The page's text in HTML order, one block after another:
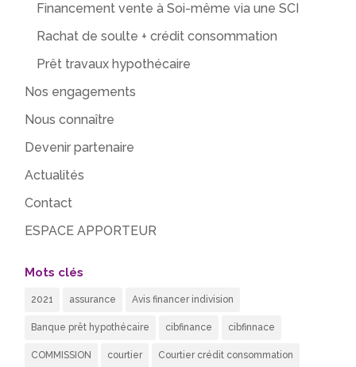
Financement vente à Soi-même via une SCI
Rachat de soulte + crédit consommation
Prêt travaux hypothécaire
Nos engagements
Nous connaître
Devenir partenaire
Actualités
Contact
ESPACE APPORTEUR
Mots clés
2021 assurance Avis financer indivision
Banque prêt hypothécaire cibfinance cibfinnace
COMMISSION courtier Courtier crédit consommation